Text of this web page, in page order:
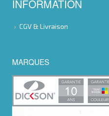
INFORMATION
CGV & Livraison
MARQUES